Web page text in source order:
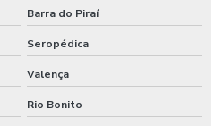
Barra do Piraí
Seropédica
Valença
Rio Bonito